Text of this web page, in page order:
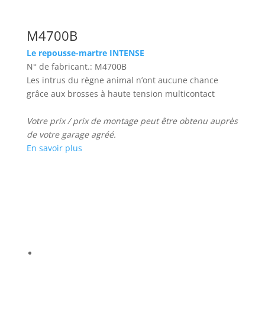
M4700B
Le repousse-martre INTENSE
N° de fabricant.: M4700B
Les intrus du règne animal n’ont aucune chance
grâce aux brosses à haute tension multicontact
Votre prix / prix de montage peut être obtenu auprès
de votre garage agréé.
En savoir plus